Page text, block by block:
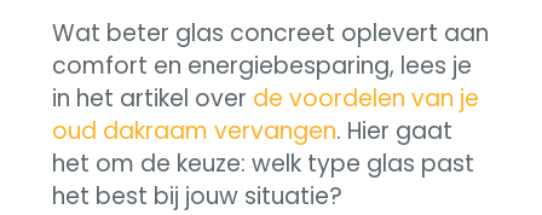
Wat beter glas concreet oplevert aan
comfort en energiebesparing, lees je
in het artikel over de voordelen van je
oud dakraam vervangen. Hier gaat
het om de keuze: welk type glas past
het best bij jouw situatie?